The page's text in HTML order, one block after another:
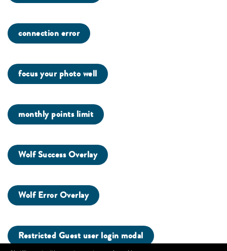
connection error
focus your photo well
monthly points limit
Wolf Success Overlay
Wolf Error Overlay
Restricted Guest user login modal